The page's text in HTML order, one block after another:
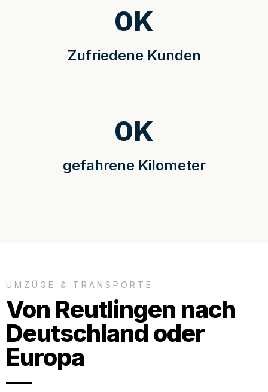
Zufriedene Kunden
0K
gefahrene Kilometer
0K
UMZÜGE & TRANSPORTE
Von Reutlingen nach
Deutschland oder
Europa